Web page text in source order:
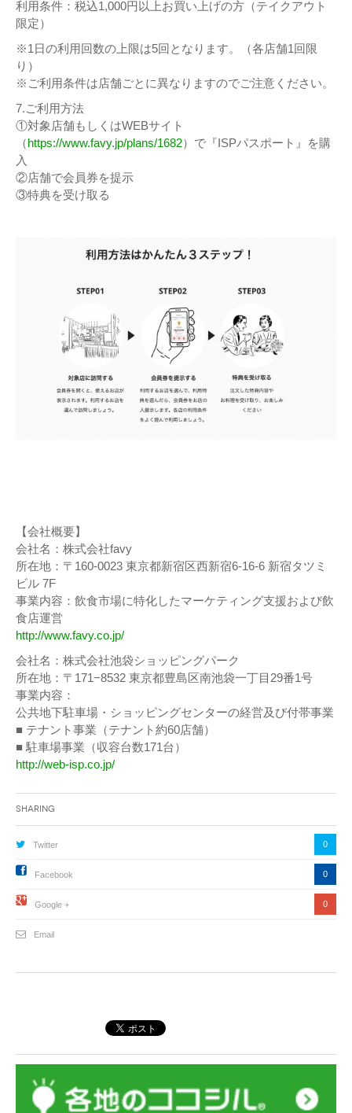
利用条件：税込1,000円以上お買い上げの方（テイクアウト
限定）
※1日の利用回数の上限は5回となります。（各店舗1回限
り）
※ご利用条件は店舗ごとに異なりますのでご注意ください。
7.ご利用方法
①対象店舗もしくはWEBサイト
（https://www.favy.jp/plans/1682）で『ISPパスポート』を購
入
②店舗で会員券を提示
③特典を受け取る
【会社概要】
会社名：株式会社favy
所在地：〒160-0023 東京都新宿区西新宿6-16-6 新宿タツミ
ビル 7F
事業内容：飲食市場に特化したマーケティング支援および飲
食店運営
http://www.favy.co.jp/
会社名：株式会社池袋ショッピングパーク
所在地：〒171−8532 東京都豊島区南池袋一丁目29番1号
事業内容：
公共地下駐車場・ショッピングセンターの経営及び付帯事業
■ テナント事業（テナント約60店舗）
■ 駐車場事業（収容台数171台）
http://web-isp.co.jp/
Sharing
Twitter 0
Facebook 0
Google + 0
Email